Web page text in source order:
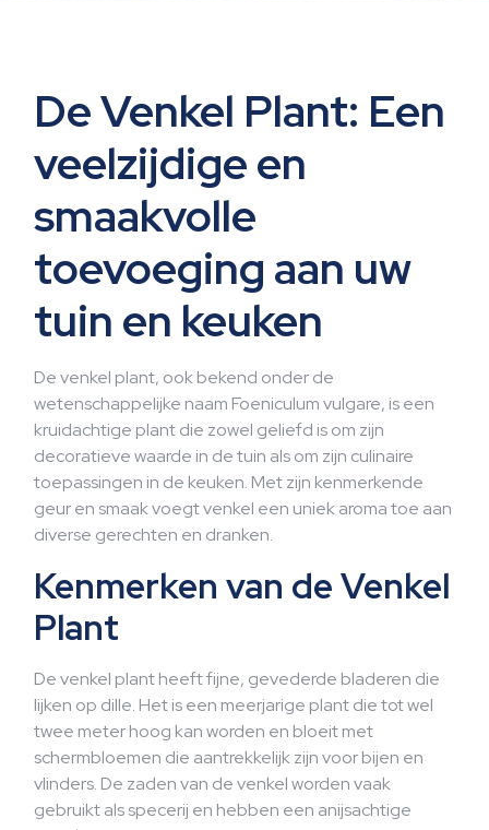
De Venkel Plant: Een
veelzijdige en
smaakvolle
toevoeging aan uw
tuin en keuken
De venkel plant, ook bekend onder de
wetenschappelijke naam Foeniculum vulgare, is een
kruidachtige plant die zowel geliefd is om zijn
decoratieve waarde in de tuin als om zijn culinaire
toepassingen in de keuken. Met zijn kenmerkende
geur en smaak voegt venkel een uniek aroma toe aan
diverse gerechten en dranken.
Kenmerken van de Venkel
Plant
De venkel plant heeft fijne, gevederde bladeren die
lijken op dille. Het is een meerjarige plant die tot wel
twee meter hoog kan worden en bloeit met
schermbloemen die aantrekkelijk zijn voor bijen en
vlinders. De zaden van de venkel worden vaak
gebruikt als specerij en hebben een anijsachtige